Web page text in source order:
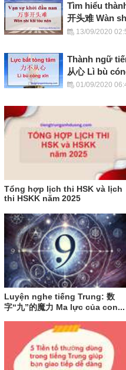
Tìm hiểu
开头难 Wàn
13/09/2020
Thành ngữ
从心 Lì bù
01/09/2020
Tổng hợp lịch thi HSK và lịch
thi HSKK năm 2025
Luyện nghe tiếng Trung: 数
字“九”的魔力 Ma lực của con...